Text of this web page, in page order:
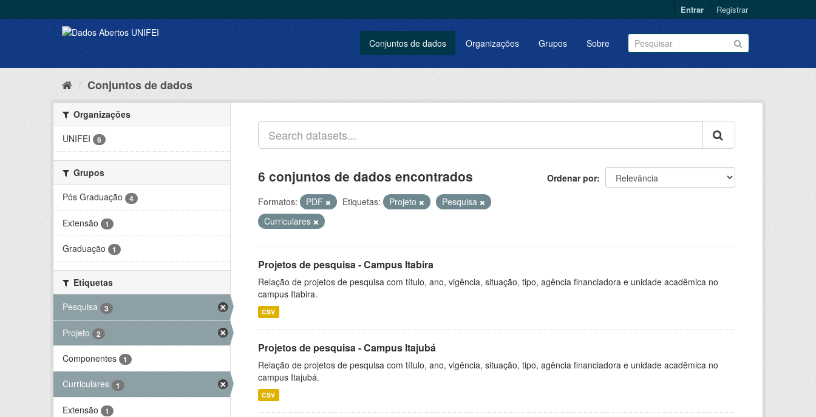
Entrar Registrar
Conjuntos de dados Organizações Grupos Sobre
Conjuntos de dados
Organizações
UNIFEI
6
Grupos
Pós Graduação
4
Extensão 1
Graduação 1
Etiquetas
Pesquisa
3
Projeto 2
Componentes 1
Curriculares 1
Extensão 1
Ordenar por
6 conjuntos de dados encontrados
Formatos: PDF Etiquetas: Projeto
Pesquisa
Curriculares
Projetos de pesquisa - Campus Itabira
Relação de projetos de pesquisa com título, ano, vigência, situação, tipo, agência financiadora e unidade acadêmica no
campus Itabira.
CSV
Projetos de pesquisa - Campus Itajubá
Relação de projetos de pesquisa com título, ano, vigência, situação, tipo, agência financiadora e unidade acadêmica no
campus Itajubá.
CSV